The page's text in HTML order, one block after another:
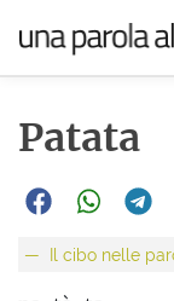
Patata
Il cibo nelle